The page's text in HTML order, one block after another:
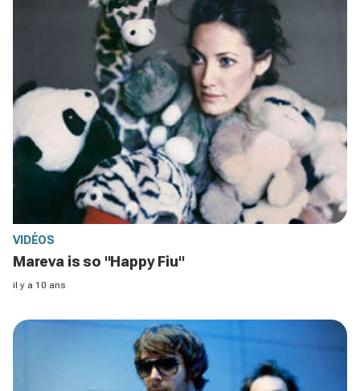
VIDÉOS
Mareva is so "Happy Fiu"
il y a 10 ans